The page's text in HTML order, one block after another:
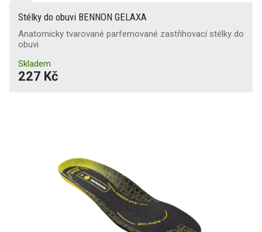
Stélky do obuvi BENNON GELAXA
Anatomicky tvarované parfemované zastřihovací stélky do
obuvi
Skladem
227 Kč